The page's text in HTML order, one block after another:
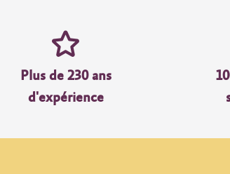
Plus de 230 ans
d'expérience